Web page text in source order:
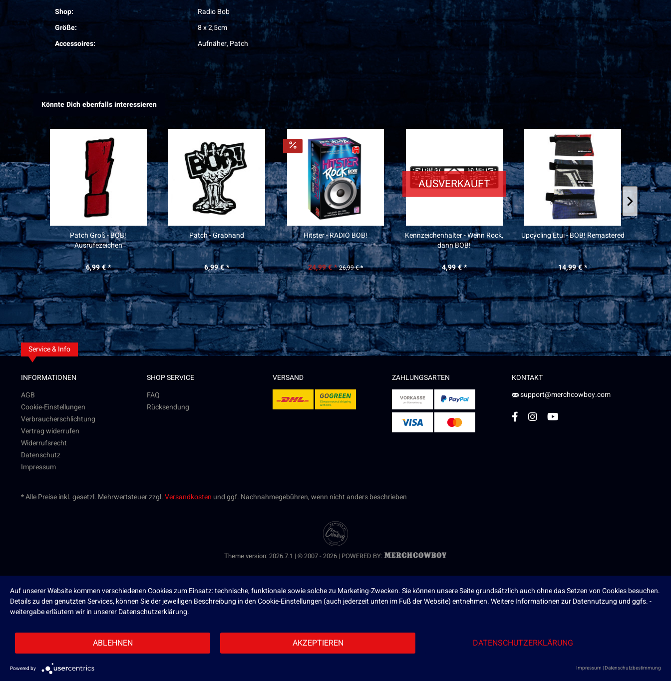
Shop:
Radio Bob
Größe:
8 x 2,5cm
Accessoires:
Aufnäher, Patch
Könnte Dich ebenfalls interessieren
Patch Groß - BOB!
Ausrufezeichen
6,99 € *
Patch - Grabhand
6,99 € *
Hitster - RADIO BOB!
24,99 € * 26,99 € *
AUSVERKAUFT
Kennzeichenhalter - Wenn Rock,
dann BOB!
4,99 € *
Upcycling Etui - BOB! Remastered
14,99 € *
Service & Info
INFORMATIONEN
AGB
Cookie-Einstellungen
Verbraucherschlichtung
Vertrag widerrufen
Widerrufsrecht
Datenschutz
Impressum
SHOP SERVICE
FAQ
Rücksendung
VERSAND ZAHLUNGSARTEN
KONTAKT
support@merchcowboy.com
* Alle Preise inkl. gesetzl. Mehrwertsteuer zzgl.Versandkosten und ggf. Nachnahmegebühren, wenn nicht anders beschrieben
Theme version: 2026.7.1 | © 2007 - 2026 | POWERED BY:
Auf unserer Website kommen verschiedenen Cookies zum Einsatz: technische, funktionale sowie solche zu Marketing-Zwecken. Sie können unsere Seite grundsätzlich auch ohne das Setzen von Cookies besuchen.
Details zu den genutzten Services, können Sie der jeweiligen Beschreibung in den Cookie-Einstellungen (auch jederzeit unten im Fuß der Website) entnehmen. Weitere Informationen zur Datennutzung und ggfs. -
weitergabe erläutern wir in unserer Datenschutzerklärung.
ABLEHNEN AKZEPTIEREN DATENSCHUTZERKLÄRUNG
Powered by Impressum |Datenschutzbestimmung